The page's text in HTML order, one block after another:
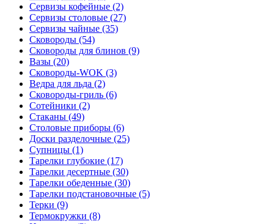
Сервизы кофейные (2)
Сервизы столовые (27)
Сервизы чайные (35)
Сковороды (54)
Сковороды для блинов (9)
Вазы (20)
Сковороды-WOK (3)
Ведра для льда (2)
Сковороды-гриль (6)
Сотейники (2)
Стаканы (49)
Столовые приборы (6)
Доски разделочные (25)
Супницы (1)
Тарелки глубокие (17)
Тарелки десертные (30)
Тарелки обеденные (30)
Тарелки подстановочные (5)
Терки (9)
Термокружки (8)